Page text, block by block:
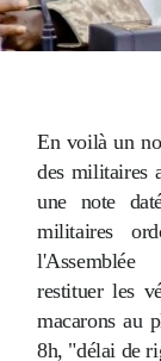
En voilà un
des militaires
une note
militaires
restituer les
macarons au
8h, "délai de